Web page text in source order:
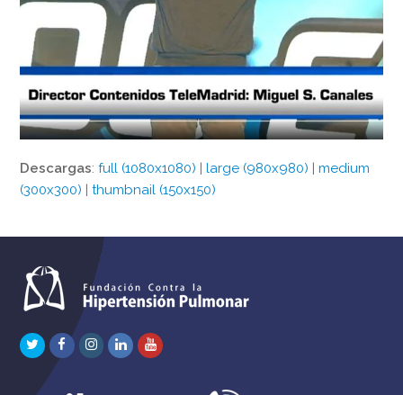
Descargas:full (1080x1080) |large (980x980) |medium
(300x300) |thumbnail (150x150)
TwitterFacebook
Instagram
LinkedInYoutube